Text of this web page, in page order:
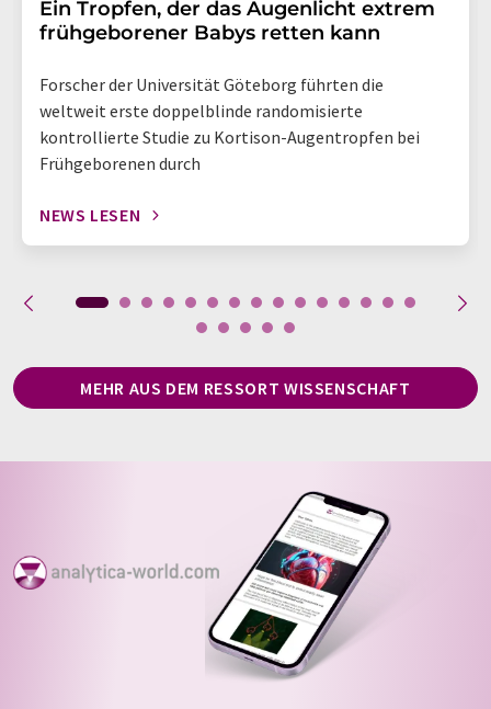
Ein Tropfen, der das Augenlicht extrem
frühgeborener Babys retten kann
Forscher der Universität Göteborg führten die
weltweit erste doppelblinde randomisierte
kontrollierte Studie zu Kortison-Augentropfen bei
Frühgeborenen durch
NEWS LESEN
MEHR AUS DEM RESSORT WISSENSCHAFT